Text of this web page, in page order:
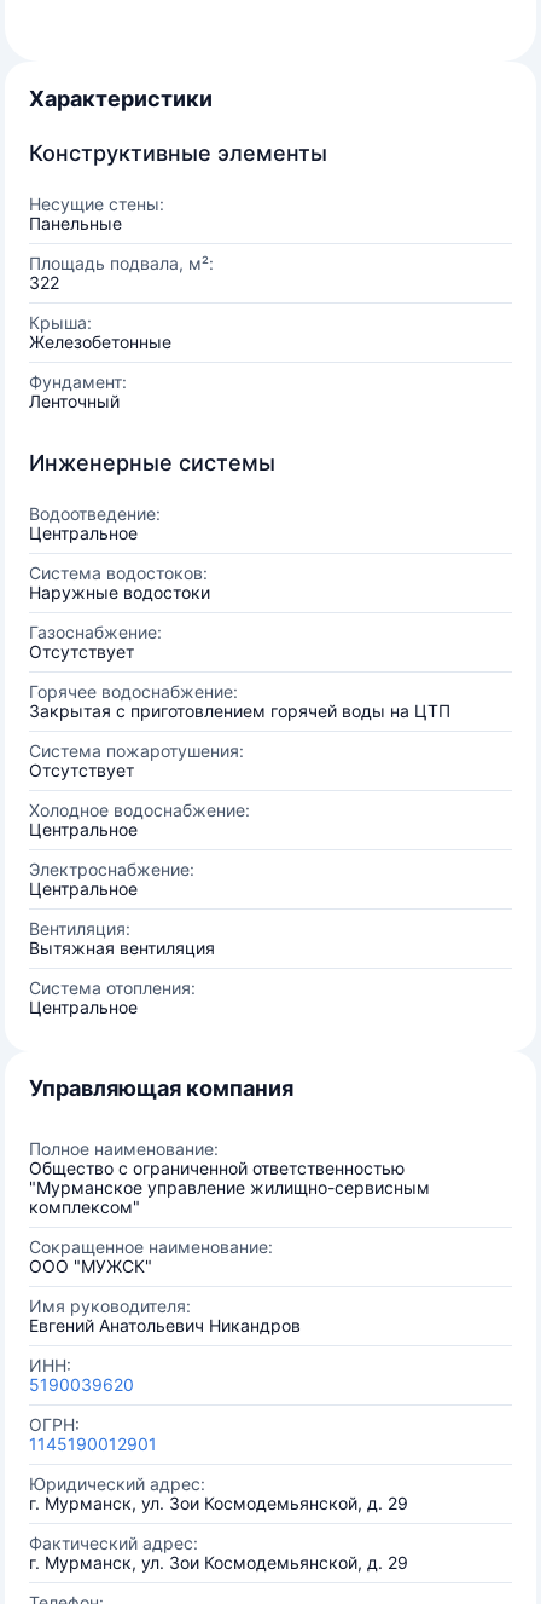
Характеристики
Конструктивные элементы
Несущие стены:
Панельные
Площадь подвала, м²:
322
Крыша:
Железобетонные
Фундамент:
Ленточный
Инженерные системы
Водоотведение:
Центральное
Система водостоков:
Наружные водостоки
Газоснабжение:
Отсутствует
Горячее водоснабжение:
Закрытая с приготовлением горячей воды на ЦТП
Система пожаротушения:
Отсутствует
Холодное водоснабжение:
Центральное
Электроснабжение:
Центральное
Вентиляция:
Вытяжная вентиляция
Система отопления:
Центральное
Управляющая компания
Полное наименование:
Общество с ограниченной ответственностью
"Мурманское управление жилищно-сервисным
комплексом"
Сокращенное наименование:
ООО "МУЖСК"
Имя руководителя:
Евгений Анатольевич Никандров
ИНН:
5190039620
ОГРН:
1145190012901
Юридический адрес:
г. Мурманск, ул. Зои Космодемьянской, д. 29
Фактический адрес:
г. Мурманск, ул. Зои Космодемьянской, д. 29